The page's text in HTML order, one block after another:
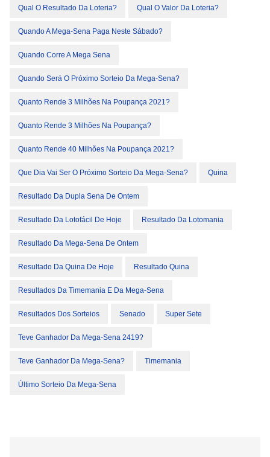
Qual O Resultado Da Loteria? Qual O Valor Da Loteria?
Quando A Mega-Sena Paga Neste Sábado?
Quando Corre A Mega Sena
Quando Será O Próximo Sorteio Da Mega-Sena?
Quanto Rende 3 Milhões Na Poupança 2021?
Quanto Rende 3 Milhões Na Poupança?
Quanto Rende 40 Milhões Na Poupança 2021?
Que Dia Vai Ser O Próximo Sorteio Da Mega-Sena? Quina
Resultado Da Dupla Sena De Ontem
Resultado Da Lotofácil De Hoje Resultado Da Lotomania
Resultado Da Mega-Sena De Ontem
Resultado Da Quina De Hoje Resultado Quina
Resultados Da Timemania E Da Mega-Sena
Resultados Dos Sorteios Senado Super Sete
Teve Ganhador Da Mega-Sena 2419?
Teve Ganhador Da Mega-Sena? Timemania
Último Sorteio Da Mega-Sena